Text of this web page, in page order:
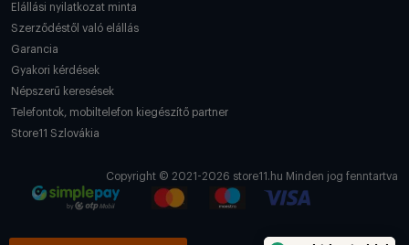
Elállási nyilatkozat minta
Szerződéstől való elállás
Garancia
Gyakori kérdések
Népszerű keresések
Telefontok, mobiltelefon kiegészítő partner
Store11 Szlovákia
Copyright © 2021-2026 store11.hu Minden jog fenntartva